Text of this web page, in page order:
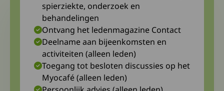
spierziekte, onderzoek en
behandelingen
Ontvang het ledenmagazine Contact
Deelname aan bijeenkomsten en
activiteiten (alleen leden)
Toegang tot besloten discussies op het
Myocafé (alleen leden)